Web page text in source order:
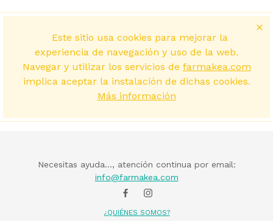
Este sitio usa cookies para mejorar la
experiencia de navegación y uso de la web.
Navegar y utilizar los servicios de farmakea.com
implica aceptar la instalación de dichas cookies.
Más información
Necesitas ayuda..., atención continua por email:
info@farmakea.com
¿QUIÉNES SOMOS?